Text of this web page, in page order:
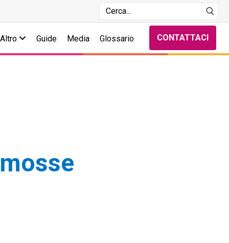
Altro Guide Media Glossario CONTATTACI